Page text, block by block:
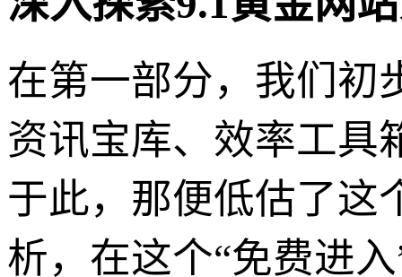
在第一部分，我们初
资讯宝库、效率工具
于此，那便低估了这
析，在这个“免费进